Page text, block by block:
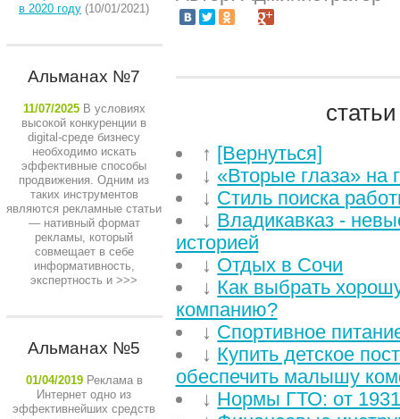
в 2020 году (10/01/2021)
Альманах №7
11/07/2025 В условиях
высокой конкуренции в
digital-среде бизнесу
необходимо искать
эффективные способы
продвижения. Одним из
таких инструментов
являются рекламные статьи
— нативный формат
рекламы, который
совмещает в себе
информативность,
экспертность и >>>
Альманах №5
01/04/2019 Реклама в
Интернет одно из
эффективнейших средств
↑ [Вернуться]
↓ «Вторые глаза» на
↓ Стиль поиска
↓ Владикавказ -
историей
↓ Отдых в Сочи
↓ Как выбрать
компанию?
↓ Спортивное
↓ Купить детское
обеспечить малышу
↓ Нормы ГТО: от